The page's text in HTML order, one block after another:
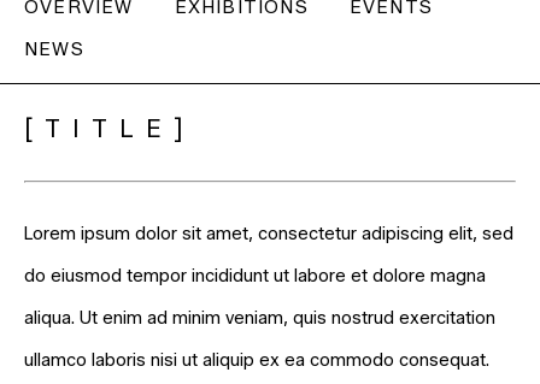
OVERVIEW EXHIBITIONS
EVENTS
NEWS
[TITLE]
Lorem ipsum dolor sit amet, consectetur adipiscing elit, sed
do eiusmod tempor incididunt ut labore et dolore magna
aliqua. Ut enim ad minim veniam, quis nostrud exercitation
ullamco laboris nisi ut aliquip ex ea commodo consequat.